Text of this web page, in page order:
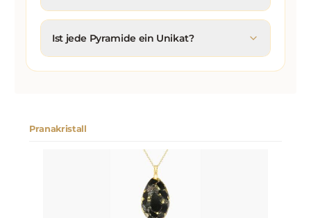
Ist jede Pyramide ein Unikat?
Pranakristall
Produktgalerie überspringen